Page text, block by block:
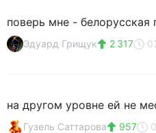
поверь мне -
Эдуард Грищук 2 317
на другом уровне ей не
Гузель Саттарова 957